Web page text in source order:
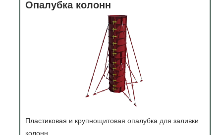
Опалубка колонн
Пластиковая и крупнощитовая опалубка для заливки
колонн